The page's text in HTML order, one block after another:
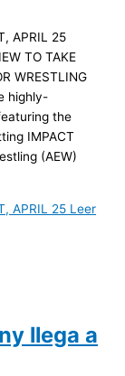
APRIL 25
TO TAKE
WRESTLING
highly-
the
IMPACT
(AEW)
APRIL 25 Leer
llega a